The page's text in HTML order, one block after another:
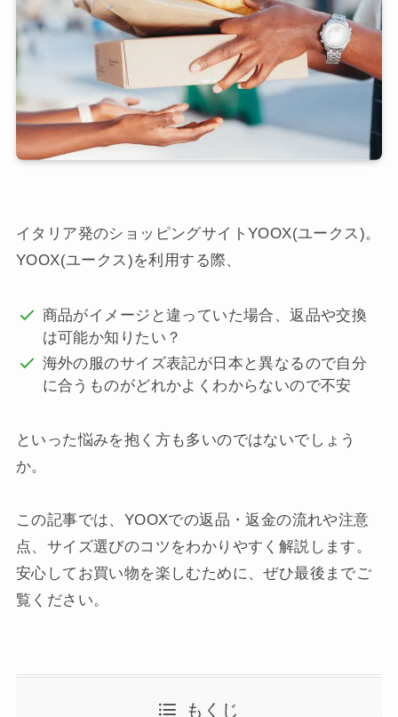
イタリア発のショッピングサイトYOOX(ユークス)。
YOOX(ユークス)を利用する際、
商品がイメージと違っていた場合、返品や交換
は可能か知りたい？
海外の服のサイズ表記が日本と異なるので自分
に合うものがどれかよくわからないので不安
といった悩みを抱く方も多いのではないでしょう
か。
この記事では、YOOXでの返品・返金の流れや注意
点、サイズ選びのコツをわかりやすく解説します。
安心してお買い物を楽しむために、ぜひ最後までご
覧ください。
もくじ